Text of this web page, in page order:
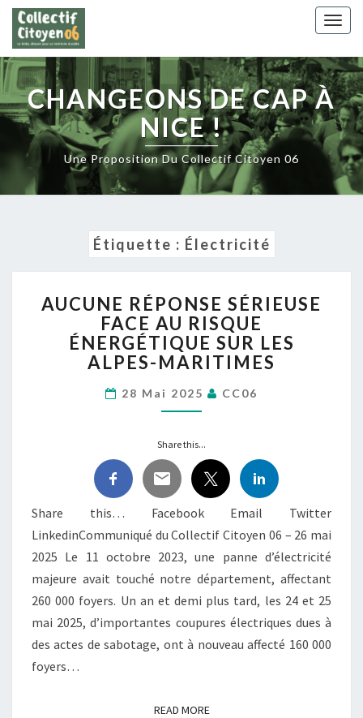
Skip
content
CHANGEONS DE CAP À
NICE !
Une Proposition Du Collectif Citoyen 06
Étiquette : Électricité
RÉPONSE
SÉRIEUSE
FACE
AU
ÉNERGÉTIQUE SUR
LES
MARITIMES
AUCUNE RÉPONSE SÉRIEUSE
FACE AU RISQUE
ÉNERGÉTIQUE SUR LES
ALPES-MARITIMES
28 Mai 2025 CC06
Share this...
Share this… Facebook Email Twitter
LinkedinCommuniqué du Collectif Citoyen 06 – 26 mai
2025 Le 11 octobre 2023, une panne d’électricité
majeure avait touché notre département, affectant
260 000 foyers. Un an et demi plus tard, les 24 et 25
mai 2025, d’importantes coupures électriques dues à
des actes de sabotage, ont à nouveau affecté 160 000
foyers…
READ MOREREAD MORE